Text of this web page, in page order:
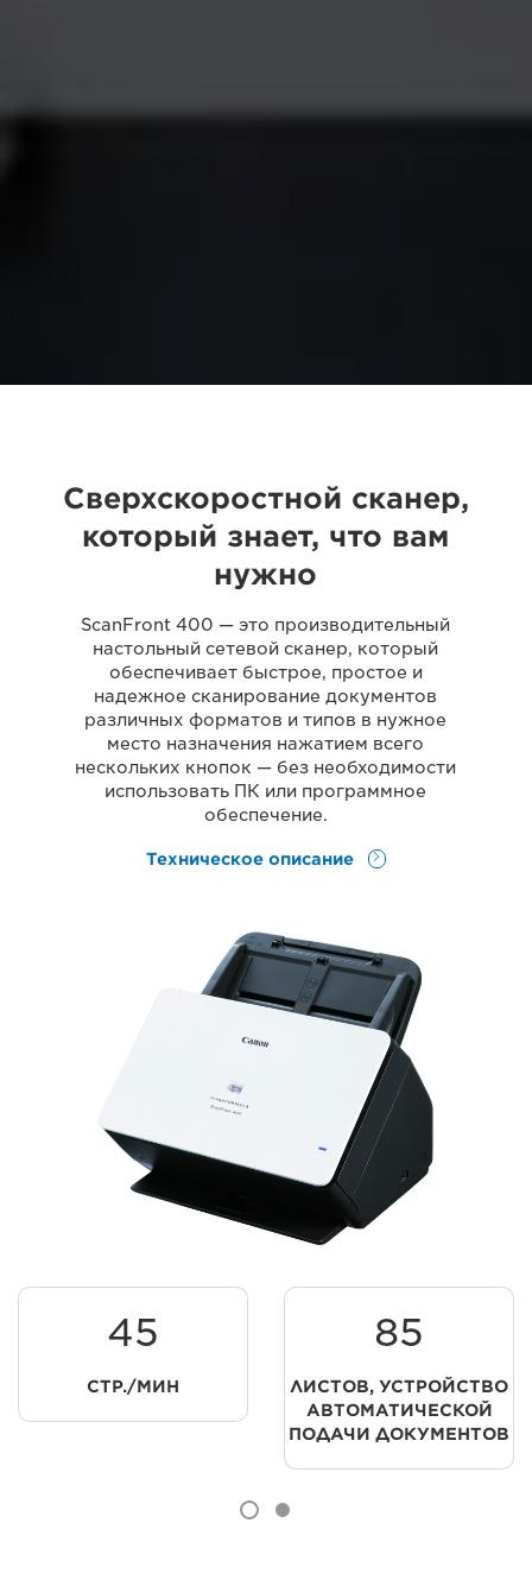
Сверхскоростной сканер,
который знает, что вам
нужно
ScanFront 400 — это производительный
настольный сетевой сканер, который
обеспечивает быстрое, простое и
надежное сканирование документов
различных форматов и типов в нужное
место назначения нажатием всего
нескольких кнопок — без необходимости
использовать ПК или программное
обеспечение.
Техническое описание
45
СТР./МИН
85
ЛИСТОВ, УСТРОЙСТВО
АВТОМАТИЧЕСКОЙ
ПОДАЧИ ДОКУМЕНТОВ